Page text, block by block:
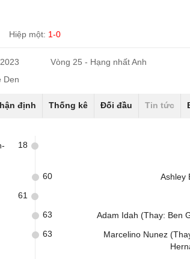
Hiệp một: 1-0
Vòng 25 - Hạng nhất Anh
Den
định Thống kê Đối đầu Tin tức
18
Ashley
60
61
Adam Idah (Thay: Ben
63
Marcelino Nunez
63